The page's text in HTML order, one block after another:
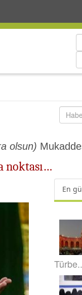
olsun)
noktası…
En